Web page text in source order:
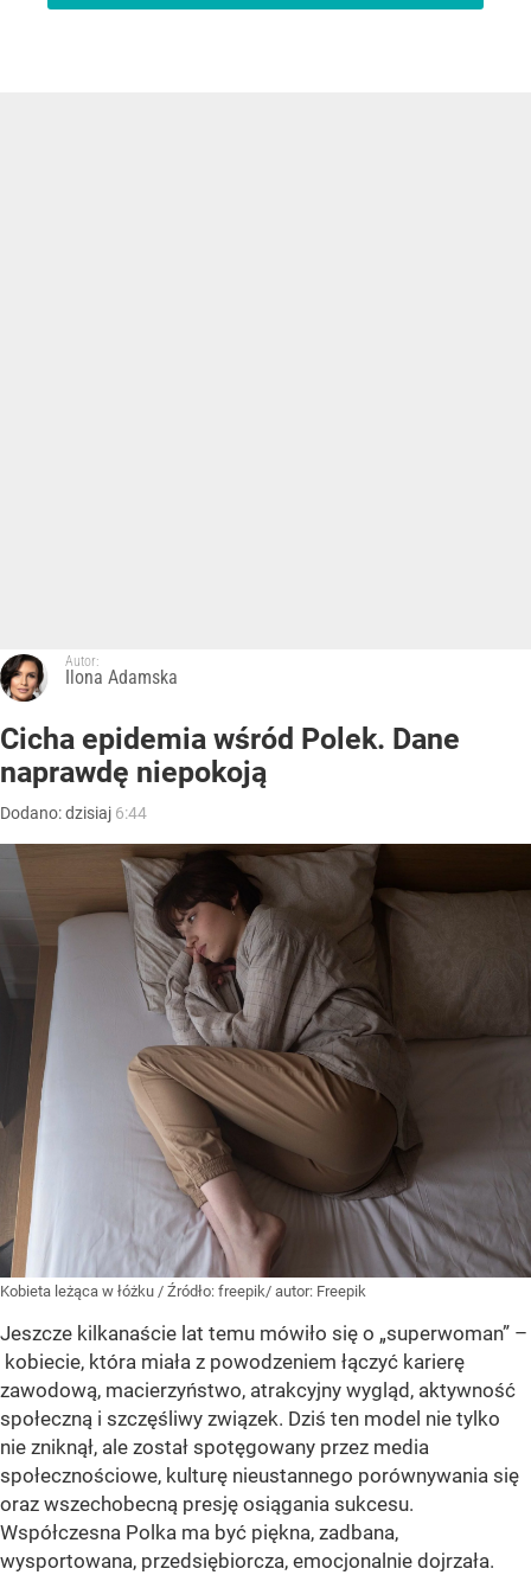
Autor:
Ilona Adamska
Cicha epidemia wśród Polek. Dane
naprawdę niepokoją
Dodano:dzisiaj 6:44
Kobieta leżąca w łóżku / Źródło: freepik/ autor: Freepik
Jeszcze kilkanaście lat temu mówiło się o „superwoman” –
kobiecie, która miała z powodzeniem łączyć karierę
zawodową, macierzyństwo, atrakcyjny wygląd, aktywność
społeczną i szczęśliwy związek. Dziś ten model nie tylko
nie zniknął, ale został spotęgowany przez media
społecznościowe, kulturę nieustannego porównywania się
oraz wszechobecną presję osiągania sukcesu.
Współczesna Polka ma być piękna, zadbana,
wysportowana, przedsiębiorcza, emocjonalnie dojrzała.